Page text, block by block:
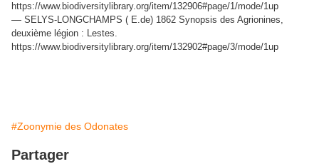
https://www.biodiversitylibrary.org/item/132906#page/1/mode/1up
— SELYS-LONGCHAMPS ( E.de) 1862 Synopsis des Agrionines,
deuxième légion : Lestes.
https://www.biodiversitylibrary.org/item/132902#page/3/mode/1up
#Zoonymie des Odonates
Partager